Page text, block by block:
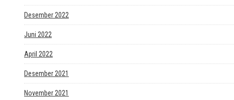
Desember 2022
Juni 2022
April 2022
Desember 2021
November 2021